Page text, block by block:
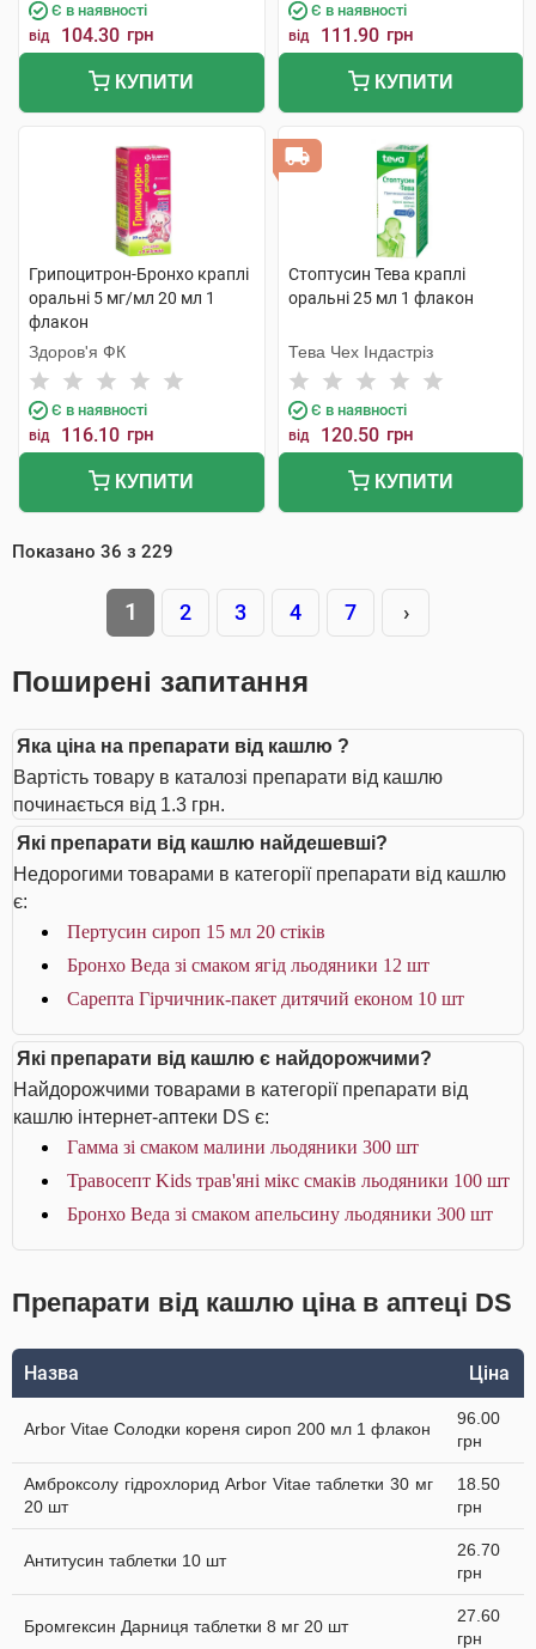
Є в наявності
від 104.30 грн
КУПИТИ
Є в наявності
від 111.90 грн
КУПИТИ
Грипоцитрон-Бронхо краплі
оральні 5 мг/мл 20 мл 1
флакон
Здоров'я ФК
Є в наявності
від 116.10 грн
КУПИТИ
Стоптусин Тева краплі
оральні 25 мл 1 флакон
Тева Чех Індастріз
Є в наявності
від 120.50 грн
КУПИТИ
Показано 36 з 229
1 2 3 4 7 ›
Поширені запитання
Яка ціна на препарати від кашлю ?
Вартість товару в каталозі препарати від кашлю
починається від 1.3 грн.
Які препарати від кашлю найдешевші?
Недорогими товарами в категорії препарати від кашлю
є:
Пертусин сироп 15 мл 20 стіків
Бронхо Веда зі смаком ягід льодяники 12 шт
Сарепта Гірчичник-пакет дитячий економ 10 шт
Які препарати від кашлю є найдорожчими?
Найдорожчими товарами в категорії препарати від
кашлю інтернет-аптеки DS є:
Гамма зі смаком малини льодяники 300 шт
Травосепт Kids трав'яні мікс смаків льодяники 100 шт
Бронхо Веда зі смаком апельсину льодяники 300 шт
Препарати від кашлю ціна в аптеці DS
Назва Ціна
Arbor Vitae Солодки кореня сироп 200 мл 1 флакон
96.00
грн
Амброксолу гідрохлорид Arbor Vitae таблетки 30 мг
20 шт
18.50
грн
Антитусин таблетки 10 шт
26.70
грн
Бромгексин Дарниця таблетки 8 мг 20 шт
27.60
грн